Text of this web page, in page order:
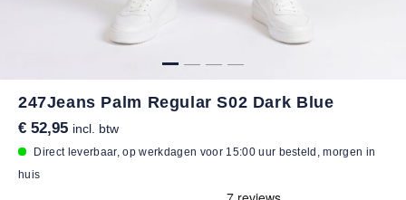
247Jeans Palm Regular S02 Dark Blue
€ 52,95 incl. btw
Direct leverbaar, op werkdagen voor 15:00 uur besteld, morgen in
huis